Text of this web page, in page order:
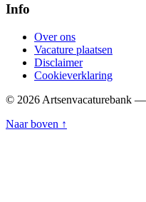
Info
Over ons
Vacature plaatsen
Disclaimer
Cookieverklaring
© 2026 Artsenvacaturebank
Naar boven ↑